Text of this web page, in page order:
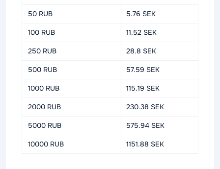
50 RUB 5.76 SEK
100 RUB 11.52 SEK
250 RUB 28.8 SEK
500 RUB 57.59 SEK
1000 RUB 115.19 SEK
2000 RUB 230.38 SEK
5000 RUB 575.94 SEK
10000 RUB 1151.88 SEK